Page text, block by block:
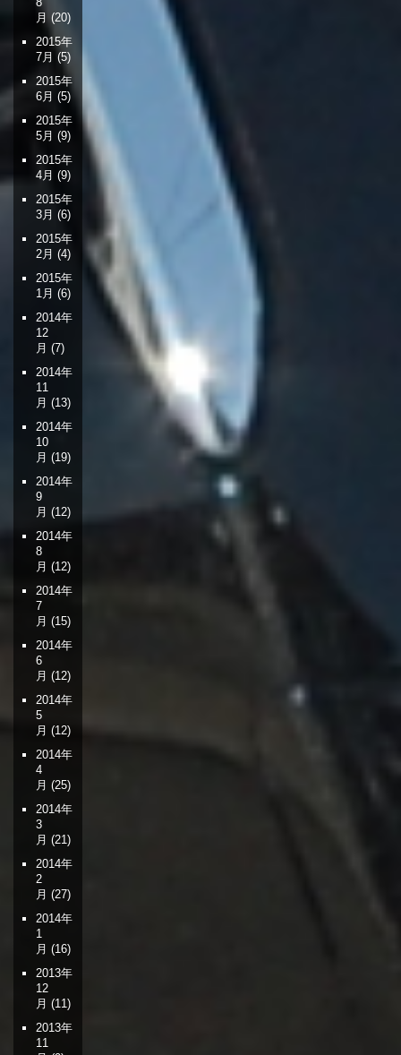
月 (20)
2015年
7月 (5)
2015年
6月 (5)
2015年
5月 (9)
2015年
4月 (9)
2015年
3月 (6)
2015年
2月 (4)
2015年
1月 (6)
2014年
12
月 (7)
2014年
11
月 (13)
2014年
10
月 (19)
2014年
9
月 (12)
2014年
8
月 (12)
2014年
7
月 (15)
2014年
6
月 (12)
2014年
5
月 (12)
2014年
4
月 (25)
2014年
3
月 (21)
2014年
2
月 (27)
2014年
1
月 (16)
2013年
12
月 (11)
2013年
11